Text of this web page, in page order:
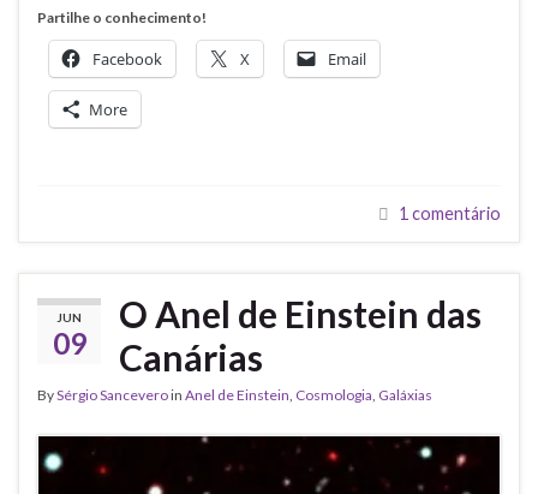
Partilhe o conhecimento!
Facebook X Email
More
1 comentário
JUN
09
O Anel de Einstein das
Canárias
BySérgio Sanceveroin Anel de Einstein Cosmologia Galáxias